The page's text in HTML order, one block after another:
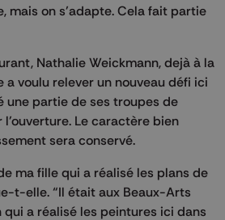
mais on s’adapte. Cela fait partie
Nathalie Weickmann, dejà à la
a voulu relever un nouveau défi ici
une partie de ses troupes de
Le caractère bien
sera conservé.
ma fille qui a réalisé les plans de
t-elle. “Il était aux Beaux-Arts
qui a réalisé les peintures ici dans